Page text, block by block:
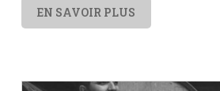
EN SAVOIR PLUS